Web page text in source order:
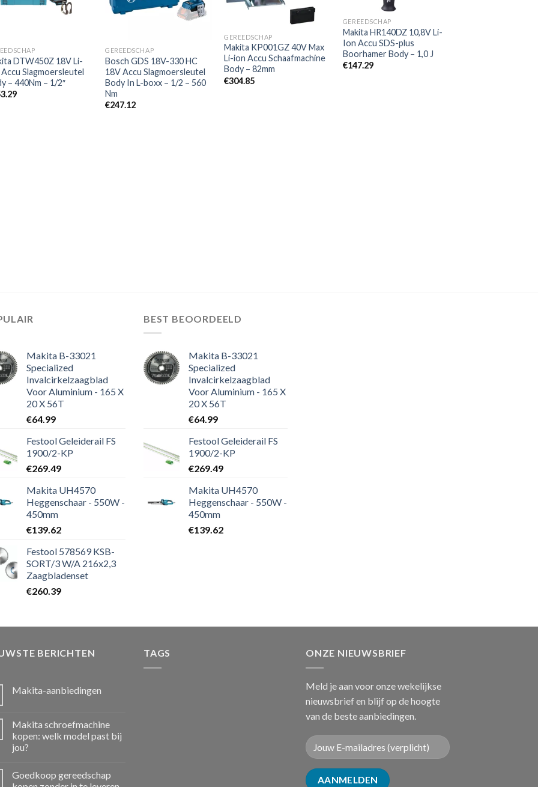
verlanglijst
DTW450Z 18V Li-
Slagmoersleutel
– 440Nm – 1/2″
verlanglijst
GEREEDSCHAP
Bosch GDS 18V-330 HC
18V Accu Slagmoersleutel
Body In L-boxx – 1/2 – 560
Nm
€247.12
GEREEDSCHAP
Makita KP001GZ 40V Max
Li-ion Accu Schaafmachine
Body – 82mm
€304.85
GEREEDSCHAP
Makita HR140DZ 10,8V Li-
Ion Accu SDS-plus
Boorhamer Body – 1,0 J
€147.29
Makita B-33021
Specialized
Invalcirkelzaagblad
Voor Aluminium - 165 X
20 X 56T
€64.99
Festool Geleiderail FS
1900/2-KP
€269.49
Makita UH4570
Heggenschaar - 550W -
450mm
€139.62
Festool 578569 KSB-
SORT/3 W/A 216x2,3
Zaagbladenset
€260.39
BEST BEOORDEELD
Makita B-33021
Specialized
Invalcirkelzaagblad
Voor Aluminium - 165 X
20 X 56T
€64.99
Festool Geleiderail FS
1900/2-KP
€269.49
Makita UH4570
Heggenschaar - 550W -
450mm
€139.62
BERICHTEN
Makita-aanbiedingen
Makita schroefmachine
kopen: welk model past bij
jou?
Goedkoop gereedschap
TAGS ONZE NIEUWSBRIEF
Meld je aan voor onze wekelijkse
nieuwsbrief en blijf op de hoogte
van de beste aanbiedingen.